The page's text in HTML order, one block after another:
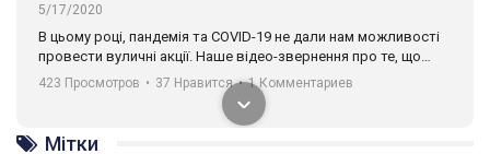
5/17/2020
В цьому році, пандемія та COVІD-19 не дали нам можливості
провести вуличні акції. Наше відео-звернення про те, що
навіть коли ми у різних містах та не можемо зустрінеться, ми
разом. Ми закликаємо всіх хто поділяє цінності рівності та
солідарності, приєднатися до нас. Регіональні підрозділи
ГАУ є в 16 областях України.
423 Просмотров • 37 Нравится • 1 Комментариев
Мітки